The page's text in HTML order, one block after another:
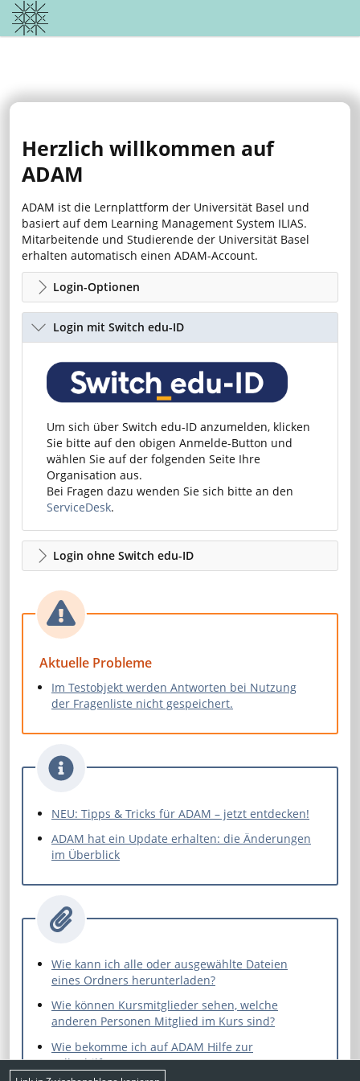
Herzlich willkommen auf
ADAM
ADAM ist die Lernplattform der Universität Basel und
basiert auf dem Learning Management System ILIAS.
Mitarbeitende und Studierende der Universität Basel
erhalten automatisch einen ADAM-Account.
Login-Optionen
Login mit Switch edu-ID
Um sich über Switch edu-ID anzumelden, klicken
Sie bitte auf den obigen Anmelde-Button und
wählen Sie auf der folgenden Seite Ihre
Organisation aus.
Bei Fragen dazu wenden Sie sich bitte an den
ServiceDesk.
Login ohne Switch edu-ID
Aktuelle Probleme
Im Testobjekt werden Antworten bei Nutzung
der Fragenliste nicht gespeichert.
NEU: Tipps & Tricks für ADAM – jetzt entdecken!
ADAM hat ein Update erhalten: die Änderungen
im Überblick
Wie kann ich alle oder ausgewählte Dateien
eines Ordners herunterladen?
Wie können Kursmitglieder sehen, welche
anderen Personen Mitglied im Kurs sind?
Wie bekomme ich auf ADAM Hilfe zur
Selbsthilfe?